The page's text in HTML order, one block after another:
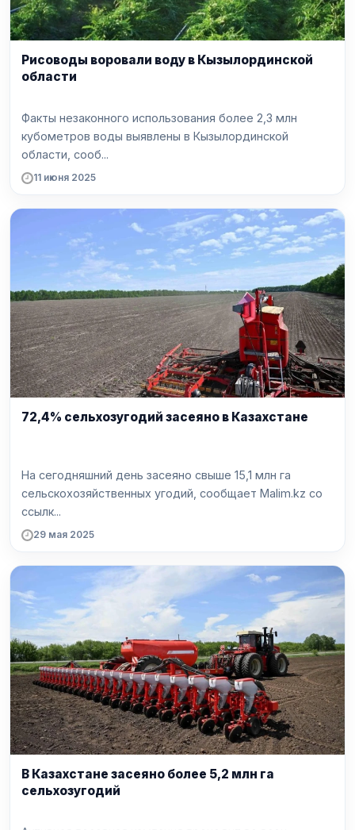
Рисоводы воровали воду в Кызылординской
области
Факты незаконного использования более 2,3 млн
кубометров воды выявлены в Кызылординской
области, сооб...
11 июня 2025
72,4% сельхозугодий засеяно в Казахстане
На сегодняшний день засеяно свыше 15,1 млн га
сельскохозяйственных угодий, сообщает Malim.kz со
ссылк...
29 мая 2025
В Казахстане засеяно более 5,2 млн га
сельхозугодий